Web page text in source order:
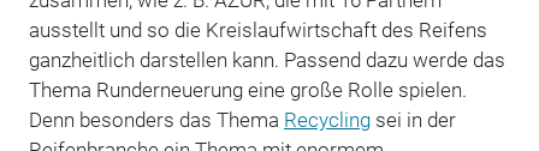
ausstellt und so die Kreislaufwirtschaft des Reifens
ganzheitlich darstellen kann. Passend dazu werde das
Thema Runderneuerung eine große Rolle spielen.
Denn besonders das Thema Recyclingsei in der